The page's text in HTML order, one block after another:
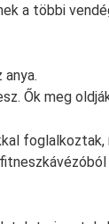
a többi
Ők meg